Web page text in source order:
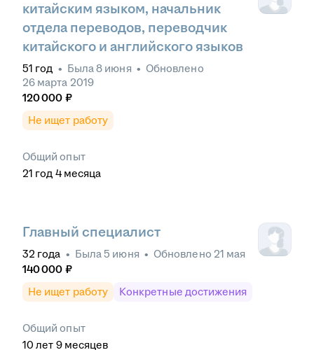
китайским языком, начальник
отдела переводов, переводчик
китайского и английского языков
51 год • Была8 июня • Обновлено
26 марта 2019
120 000 ₽
Не ищет работу
Общий опыт
21 год 4 месяца
Главный специалист
32 года • Была5 июня • Обновлено 21 мая
140 000 ₽
Не ищет работу
Конкретные достижения
Общий опыт
10 лет 9 месяцев